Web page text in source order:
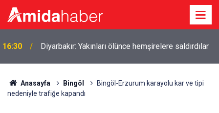
16:30 Diyarbakır: Yakınları ölünce hemşirelere saldırdılar
Anasayfa Bingöl
Bingöl-Erzurum karayolu kar ve tipi
nedeniyle trafiğe kapandı